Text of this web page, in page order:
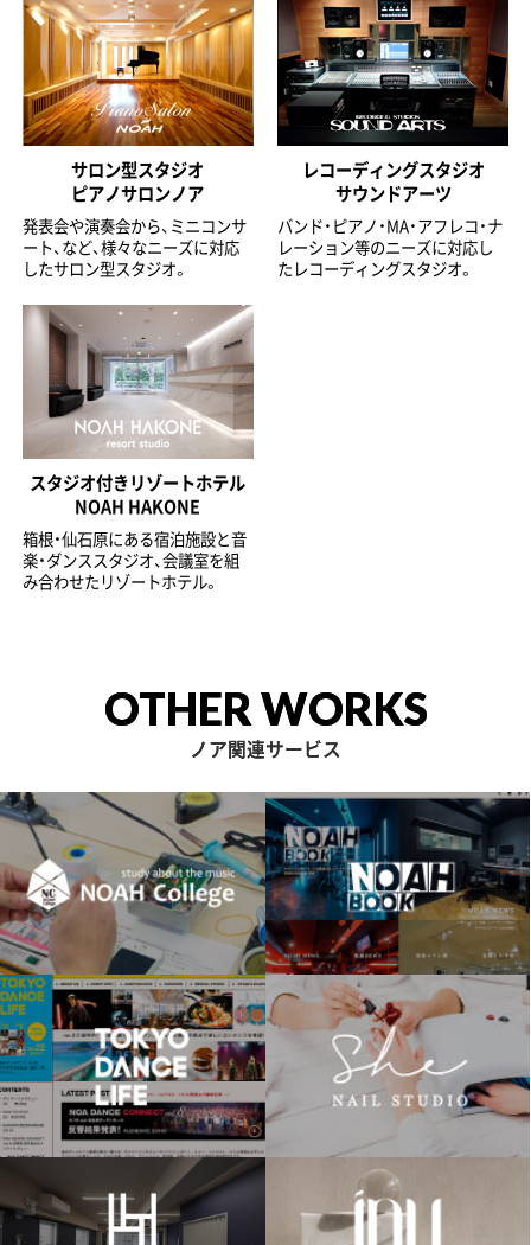
サロン型スタジオ
ピアノサロンノア
発表会や演奏会から、ミニコンサ
ート、など、様々なニーズに対応
したサロン型スタジオ。
レコーディングスタジオ
サウンドアーツ
バンド・ピアノ・MA・アフレコ・ナ
レーション等のニーズに対応し
たレコーディングスタジオ。
スタジオ付きリゾートホテル
NOAH HAKONE
箱根・仙石原にある宿泊施設と音
楽・ダンススタジオ、会議室を組
み合わせたリゾートホテル。
OTHER WORKS
ノア関連サービス